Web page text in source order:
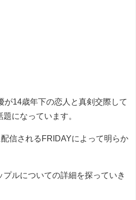
が14歳年下の恋人と真剣交際して
になっています。
信されるFRIDAYによって明らか
ルについての詳細を探っていき